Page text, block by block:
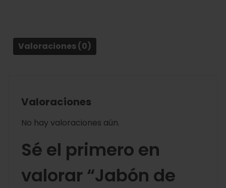
Valoraciones (0)
Valoraciones
No hay valoraciones aún.
Sé el primero en
valorar “Jabón de